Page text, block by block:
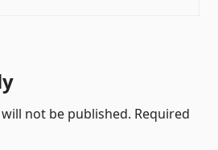
not be published. Required